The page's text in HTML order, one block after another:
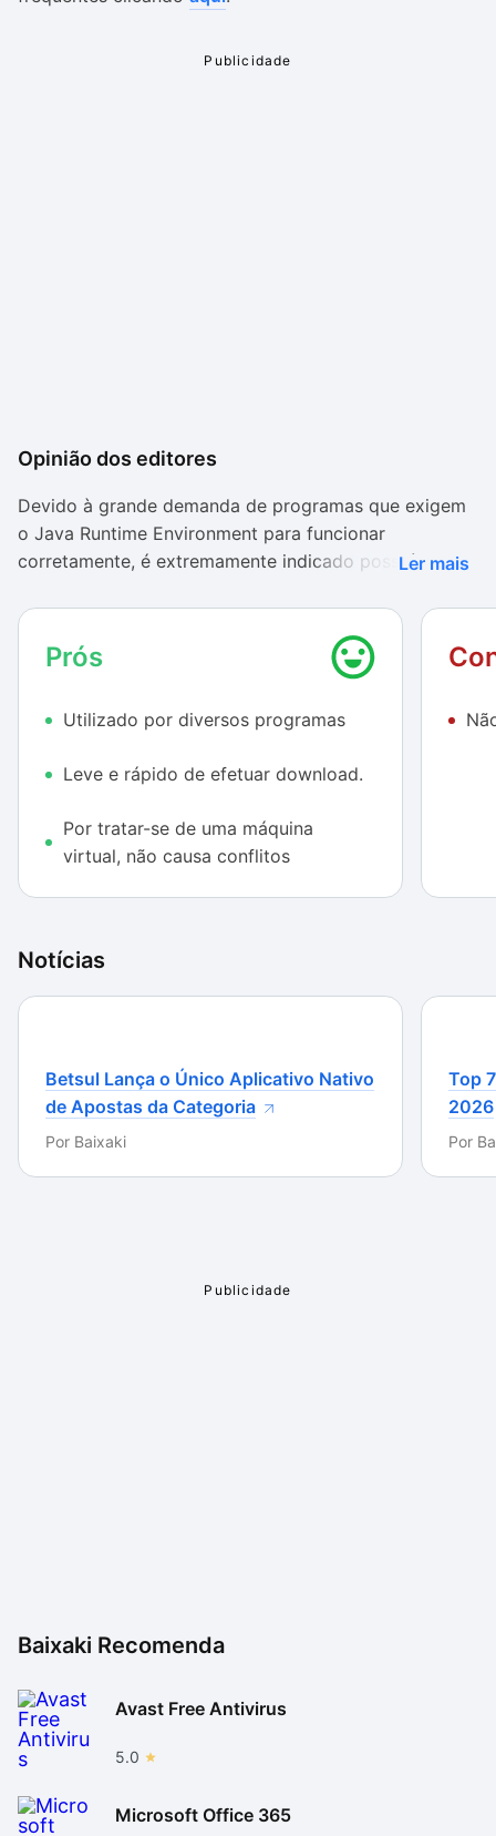
Opinião dos editores
Devido à grande demanda de programas que exigem
o Java Runtime Environment para funcionar
corretamente, é extremamente indicado possuí-lo
máquina virtual, o Java funciona de forma
independente e não entra em conflito com o sistema
operacional utilizado em seu computador.
Ler mais
Prós
Utilizado por diversos programas
Leve e rápido de efetuar download.
Por tratar-se de uma máquina
virtual, não causa conflitos
Notícias
Betsul Lança o Único Aplicativo Nativo
de Apostas da Categoria
Por Baixaki
Top
2026
Por
Baixaki Recomenda
Avast Free Antivirus
5.0
Microsoft Office 365